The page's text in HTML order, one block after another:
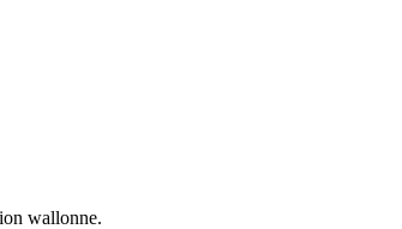
wallonne.